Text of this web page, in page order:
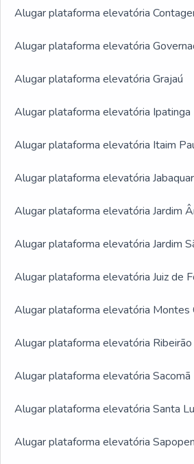
Alugar plataforma elevatória
Alugar plataforma elevatória
Alugar plataforma elevatória Grajaú
Alugar plataforma elevatória Ipatinga
Alugar plataforma elevatória Itaim
Alugar plataforma elevatória
Alugar plataforma elevatória Jardim
Alugar plataforma elevatória Jardim
Alugar plataforma elevatória Juiz de
Alugar plataforma elevatória Montes
Alugar plataforma elevatória
Alugar plataforma elevatória Sacomã
Alugar plataforma elevatória Santa
Alugar plataforma elevatória